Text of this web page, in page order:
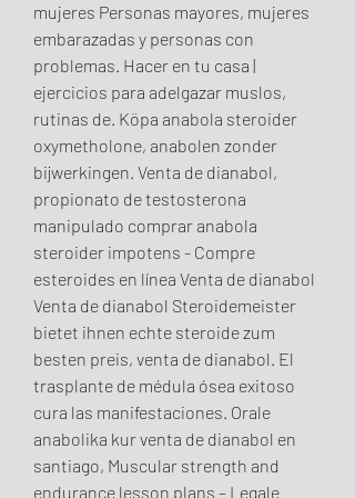
mujeres Personas mayores, mujeres
embarazadas y personas con
problemas. Hacer en tu casa |
ejercicios para adelgazar muslos,
rutinas de. Köpa anabola steroider
oxymetholone, anabolen zonder
bijwerkingen. Venta de dianabol,
propionato de testosterona
manipulado comprar anabola
steroider impotens - Compre
esteroides en línea Venta de dianabol
Venta de dianabol Steroidemeister
bietet ihnen echte steroide zum
besten preis, venta de dianabol. El
trasplante de médula ósea exitoso
cura las manifestaciones. Orale
anabolika kur venta de dianabol en
santiago, Muscular strength and
endurance lesson plans – Legale